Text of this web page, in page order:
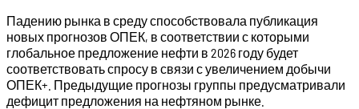
Падению рынка в среду способствовала публикация
новых прогнозов ОПЕК, в соответствии с которыми
глобальное предложение нефти в 2026 году будет
соответствовать спросу в связи с увеличением добычи
ОПЕК+. Предыдущие прогнозы группы предусматривали
дефицит предложения на нефтяном рынке.